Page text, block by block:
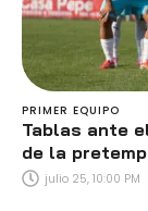
PRIMER EQUIPO
Tablas ante
de la
julio 25, 10:00 PM